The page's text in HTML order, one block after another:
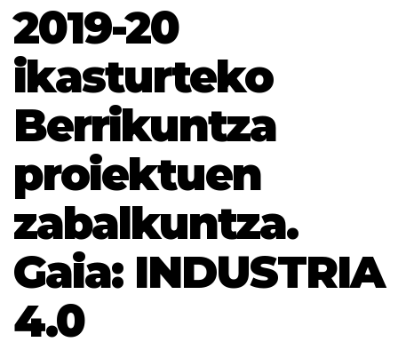
2019-20
ikasturteko
Berrikuntza
proiektuen
zabalkuntza.
Gaia: INDUSTRIA
4.0